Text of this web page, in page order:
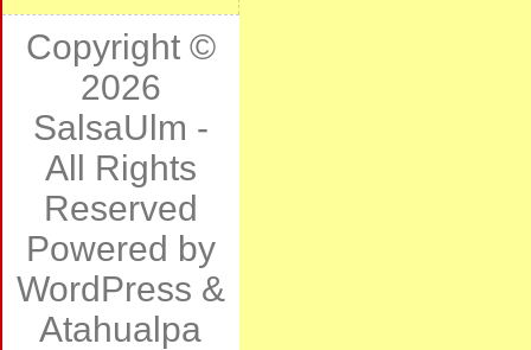
Copyright ©
2026
SalsaUlm -
All Rights
Reserved
Powered by
WordPress &
Atahualpa